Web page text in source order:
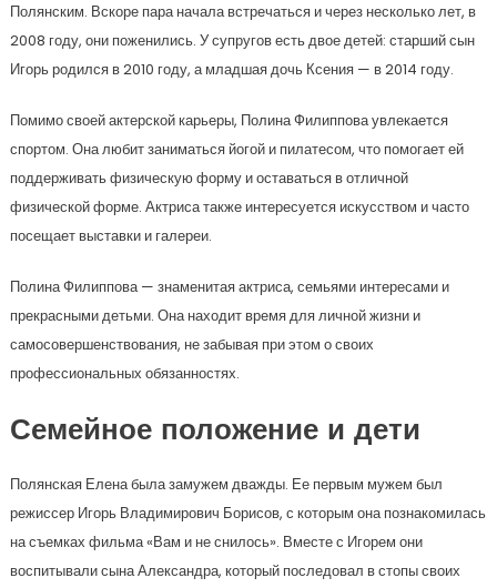
Полянским. Вскоре пара начала встречаться и через несколько лет, в
2008 году, они поженились. У супругов есть двое детей: старший сын
Игорь родился в 2010 году, а младшая дочь Ксения — в 2014 году.
Помимо своей актерской карьеры, Полина Филиппова увлекается
спортом. Она любит заниматься йогой и пилатесом, что помогает ей
поддерживать физическую форму и оставаться в отличной
физической форме. Актриса также интересуется искусством и часто
посещает выставки и галереи.
Полина Филиппова — знаменитая актриса, семьями интересами и
прекрасными детьми. Она находит время для личной жизни и
самосовершенствования, не забывая при этом о своих
профессиональных обязанностях.
Семейное положение и дети
Полянская Елена была замужем дважды. Ее первым мужем был
режиссер Игорь Владимирович Борисов, с которым она познакомилась
на съемках фильма «Вам и не снилось». Вместе с Игорем они
воспитывали сына Александра, который последовал в стопы своих